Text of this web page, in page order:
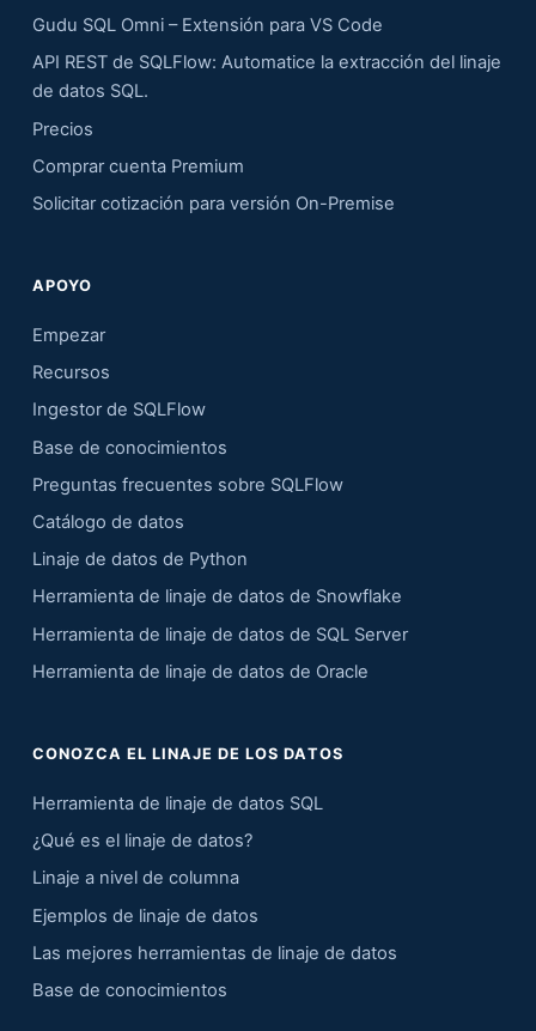
Gudu SQL Omni – Extensión para VS Code
API REST de SQLFlow: Automatice la extracción del linaje
de datos SQL.
Precios
Comprar cuenta Premium
Solicitar cotización para versión On-Premise
APOYO
Empezar
Recursos
Ingestor de SQLFlow
Base de conocimientos
Preguntas frecuentes sobre SQLFlow
Catálogo de datos
Linaje de datos de Python
Herramienta de linaje de datos de Snowflake
Herramienta de linaje de datos de SQL Server
Herramienta de linaje de datos de Oracle
CONOZCA EL LINAJE DE LOS DATOS
Herramienta de linaje de datos SQL
¿Qué es el linaje de datos?
Linaje a nivel de columna
Ejemplos de linaje de datos
Las mejores herramientas de linaje de datos
Base de conocimientos